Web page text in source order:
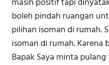
boleh pindah ruangan
pilihan isoman di rumah.
isoman di rumah. Karena
Bapak Saya minta pulang